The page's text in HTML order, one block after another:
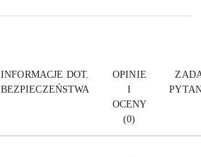
INFORMACJE DOT.
BEZPIECZEŃSTWA
OPINIE
I
OCENY
(0)